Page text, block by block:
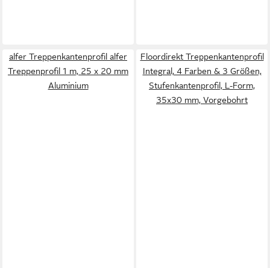
alfer Treppenkantenprofil alfer
Treppenprofil 1 m, 25 x 20 mm
Aluminium
Floordirekt Treppenkantenprofil
Integral, 4 Farben & 3 Größen,
Stufenkantenprofil, L-Form,
35x30 mm, Vorgebohrt